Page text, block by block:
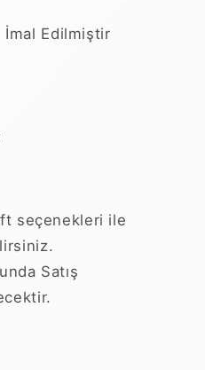
İmal Edilmiştir
seçenekleri ile
Satış